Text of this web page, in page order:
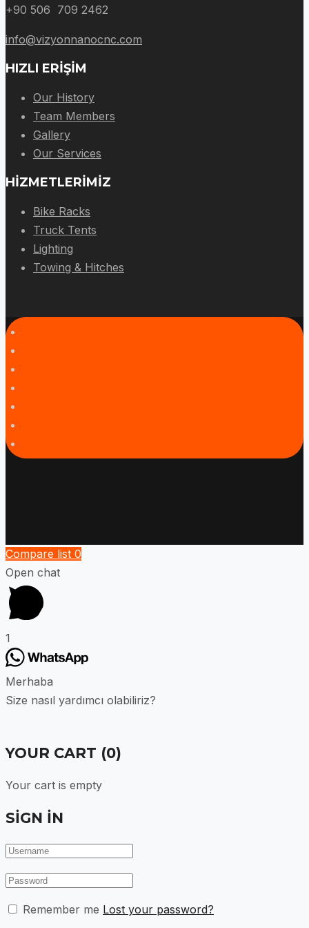
+90 506 709 2462
info@vizyonnanocnc.com
HIZLI ERIŞIM
Our History
Team Members
Gallery
Our Services
HIZMETLERIMIZ
Bike Racks
Truck Tents
Lighting
Towing & Hitches
Compare list 0
Open chat
1
Merhaba
Size nasıl yardımcı olabiliriz?
YOUR CART (0)
Your cart is empty
SIGN IN
Remember me Lost your password?